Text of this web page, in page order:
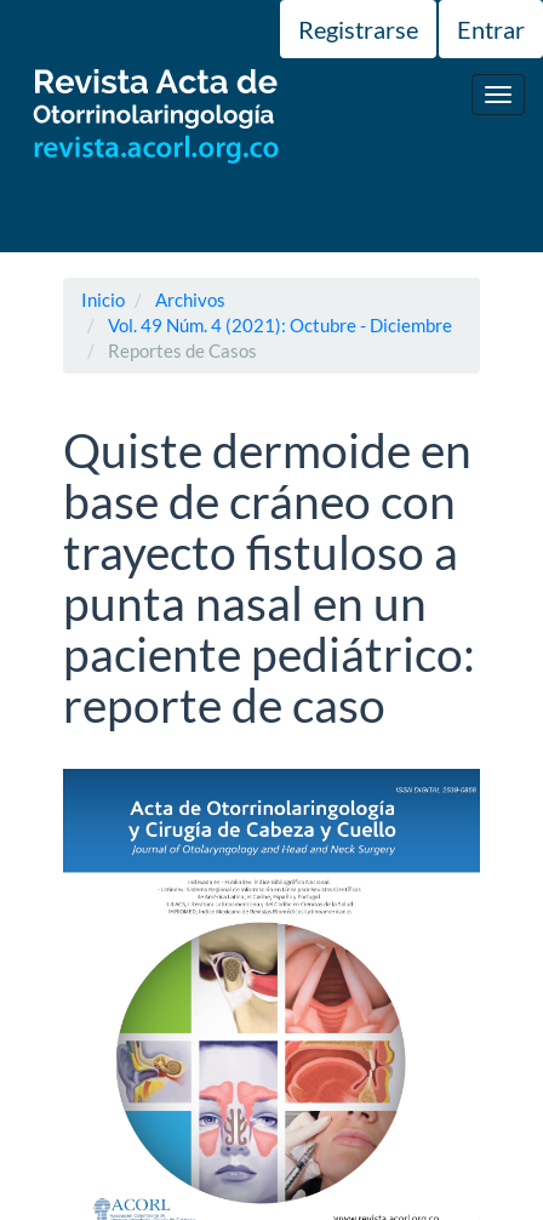
principal
Barra
lateral
Registrarse Entrar
Inicio
Archivos
Vol. 49 Núm. 4 (2021): Octubre - Diciembre
Reportes de Casos
Quiste dermoide en
base de cráneo con
trayecto fistuloso a
punta nasal en un
paciente pediátrico:
reporte de caso
Barra
lateral
del
artículo